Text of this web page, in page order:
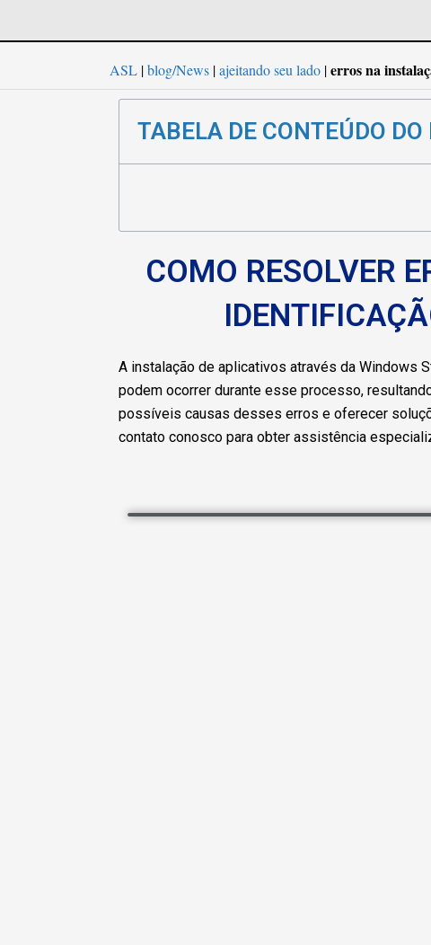
ASL |blog/News |ajeitando seu lado |erros na
TABELA DE CONTEÚDO DO
COMO RESOLVER
A instalação de aplicativos através da Windows
podem ocorrer durante esse processo,
possíveis causas desses erros e oferecer
contato conosco para obter assistência